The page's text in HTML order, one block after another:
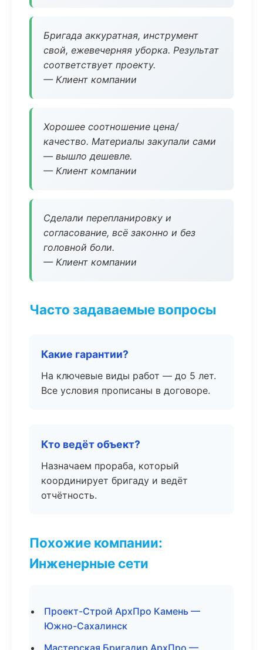
Бригада аккуратная, инструмент
свой, ежевечерняя уборка. Результат
соответствует проекту.
— Клиент компании
Хорошее соотношение цена/
качество. Материалы закупали сами
— вышло дешевле.
— Клиент компании
Сделали перепланировку и
согласование, всё законно и без
головной боли.
— Клиент компании
Часто задаваемые вопросы
Какие гарантии?
На ключевые виды работ — до 5 лет.
Все условия прописаны в договоре.
Кто ведёт объект?
Назначаем прораба, который
координирует бригаду и ведёт
отчётность.
Похожие компании:
Инженерные сети
Проект-Строй АрхПро Камень —
Южно-Сахалинск
Мастерская Бригадир АрхПро —